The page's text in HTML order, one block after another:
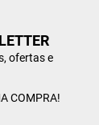
ofertas e
COMPRA!